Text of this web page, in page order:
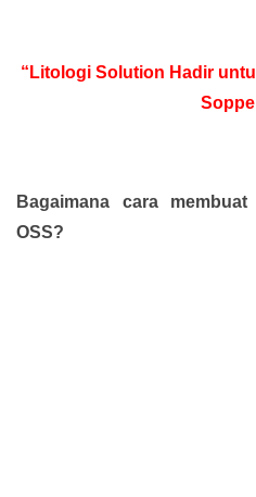
“Litologi Solution Hadir
Bagaimana cara
OSS?